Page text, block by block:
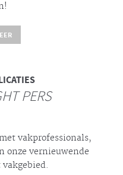
PERS
vakprofessionals,
onze vernieuwende